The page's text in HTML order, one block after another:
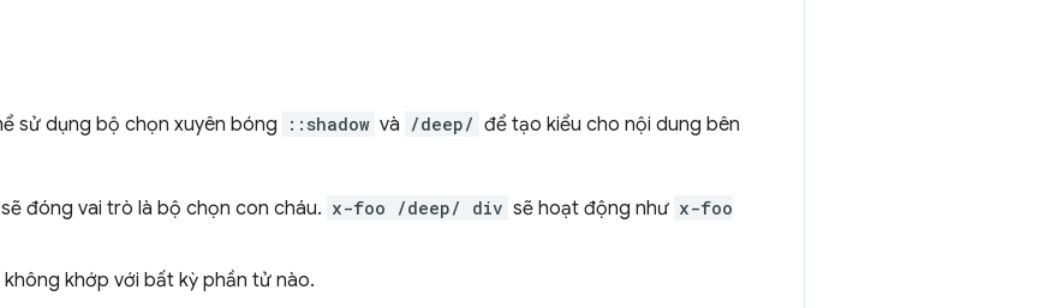
sử dụng bộ chọn xuyên bóng ::shadow và /deep/ để tạo kiểu cho nội dung bên
sẽ đóng vai trò là bộ chọn con cháu. x-foo /deep/ div sẽ hoạt động như x-foo
không khớp với bất kỳ phần tử nào.